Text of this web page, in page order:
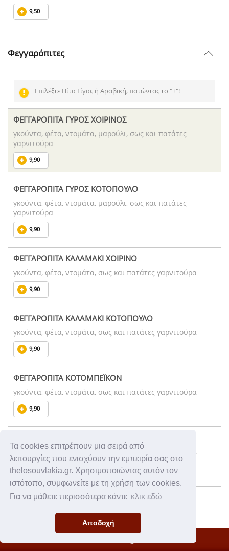
Τα cookies επιτρέπουν μια σειρά από
λειτουργίες που ενισχύουν την εμπειρία σας στο
thelosouvlakia.gr. Χρησιμοποιώντας αυτόν τον
ιστότοπο, συμφωνείτε με τη χρήση των cookies.
Για να μάθετε περισσότερα κάντε κλικ εδώ
Αποδοχή
9,50
Φεγγαρόπιτες
Επιλέξτε Πίτα Γίγας ή Αραβική, πατώντας το "+"!
ΦΕΓΓΑΡΟΠΙΤΑ ΓΥΡΟΣ ΧΟΙΡΙΝΟΣ
γκούντα, φέτα, ντομάτα, μαρούλι, σως και πατάτες
γαρνιτούρα
9,90
ΦΕΓΓΑΡΟΠΙΤΑ ΓΥΡΟΣ ΚΟΤΟΠΟΥΛΟ
γκούντα, φέτα, ντομάτα, μαρούλι, σως και πατάτες
γαρνιτούρα
9,90
ΦΕΓΓΑΡΟΠΙΤΑ ΚΑΛΑΜΑΚΙ ΧΟΙΡΙΝΟ
γκούντα, φέτα, ντομάτα, σως και πατάτες γαρνιτούρα
9,90
ΦΕΓΓΑΡΟΠΙΤΑ ΚΑΛΑΜΑΚΙ ΚΟΤΟΠΟΥΛΟ
γκούντα, φέτα, ντομάτα, σως και πατάτες γαρνιτούρα
9,90
ΦΕΓΓΑΡΟΠΙΤΑ ΚΟΤΟΜΠΕΪΚΟΝ
γκούντα, φέτα, ντομάτα, σως και πατάτες γαρνιτούρα
9,90
γκούντα, φέτα, ντομάτα, σως και πατάτες γαρνιτούρα
9,90
ΦΕΓΓΑΡΟΠΙΤΑ ΜΠΙΦΤΕΚΙ ΚΟΤΟΠΟΥΛΟ
γκούντα, φέτα, ντομάτα, μαρούλι, σως και πατάτες